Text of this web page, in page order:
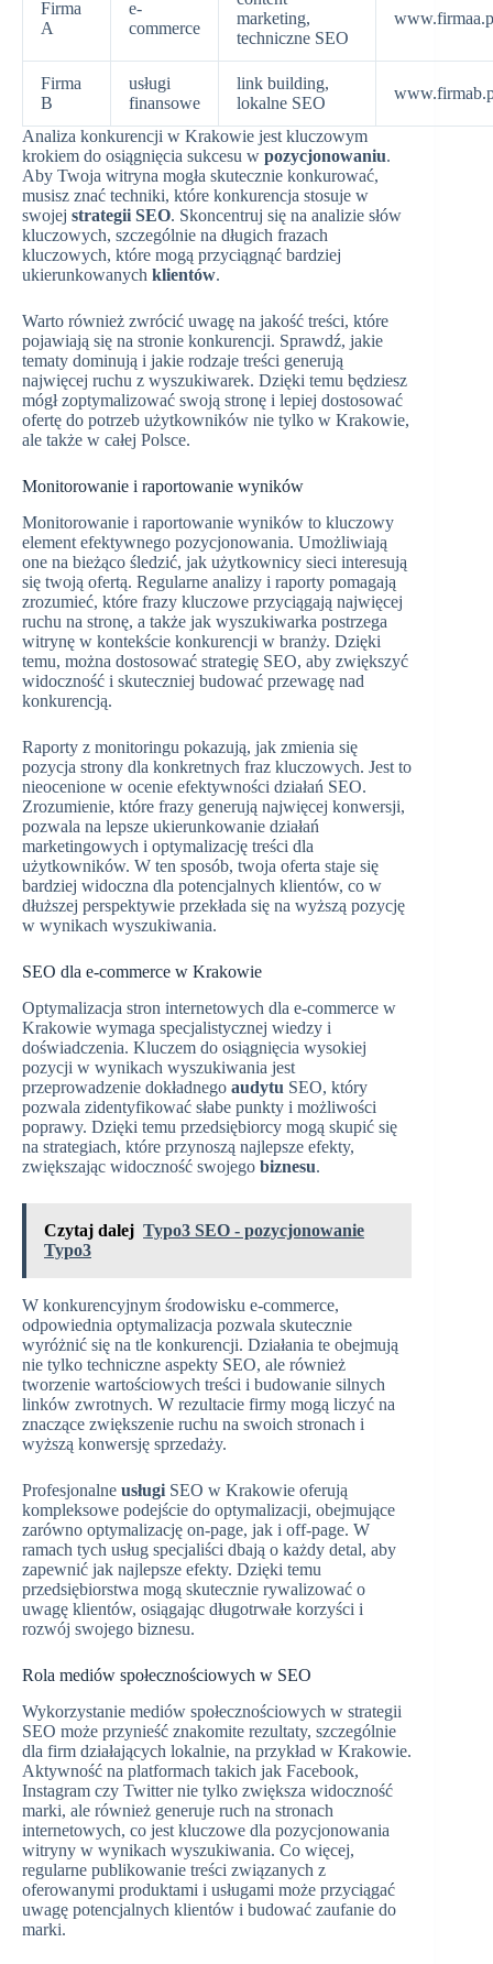
Firma
A
e-
commerce
marketing,
techniczne SEO
Firma
B
usługi
finansowe
link building,
lokalne SEO
Analiza konkurencji w Krakowie jest kluczowym
krokiem do osiągnięcia sukcesu w pozycjonowaniu.
Aby Twoja witryna mogła skutecznie konkurować,
musisz znać techniki, które konkurencja stosuje w
swojej strategii SEO. Skoncentruj się na analizie słów
kluczowych, szczególnie na długich frazach
kluczowych, które mogą przyciągnąć bardziej
ukierunkowanych klientów.
Warto również zwrócić uwagę na jakość treści, które
pojawiają się na stronie konkurencji. Sprawdź, jakie
tematy dominują i jakie rodzaje treści generują
najwięcej ruchu z wyszukiwarek. Dzięki temu będziesz
mógł zoptymalizować swoją stronę i lepiej dostosować
ofertę do potrzeb użytkowników nie tylko w Krakowie,
ale także w całej Polsce.
Monitorowanie i raportowanie wyników
Monitorowanie i raportowanie wyników to kluczowy
element efektywnego pozycjonowania. Umożliwiają
one na bieżąco śledzić, jak użytkownicy sieci interesują
się twoją ofertą. Regularne analizy i raporty pomagają
zrozumieć, które frazy kluczowe przyciągają najwięcej
ruchu na stronę, a także jak wyszukiwarka postrzega
witrynę w kontekście konkurencji w branży. Dzięki
temu, można dostosować strategię SEO, aby zwiększyć
widoczność i skuteczniej budować przewagę nad
konkurencją.
Raporty z monitoringu pokazują, jak zmienia się
pozycja strony dla konkretnych fraz kluczowych. Jest to
nieocenione w ocenie efektywności działań SEO.
Zrozumienie, które frazy generują najwięcej konwersji,
pozwala na lepsze ukierunkowanie działań
marketingowych i optymalizację treści dla
użytkowników. W ten sposób, twoja oferta staje się
bardziej widoczna dla potencjalnych klientów, co w
dłuższej perspektywie przekłada się na wyższą pozycję
w wynikach wyszukiwania.
SEO dla e-commerce w Krakowie
Optymalizacja stron internetowych dla e-commerce w
Krakowie wymaga specjalistycznej wiedzy i
doświadczenia. Kluczem do osiągnięcia wysokiej
pozycji w wynikach wyszukiwania jest
przeprowadzenie dokładnego audytu SEO, który
pozwala zidentyfikować słabe punkty i możliwości
poprawy. Dzięki temu przedsiębiorcy mogą skupić się
na strategiach, które przynoszą najlepsze efekty,
zwiększając widoczność swojego biznesu.
Czytaj dalej Typo3 SEO - pozycjonowanie
Typo3
W konkurencyjnym środowisku e-commerce,
odpowiednia optymalizacja pozwala skutecznie
wyróżnić się na tle konkurencji. Działania te obejmują
nie tylko techniczne aspekty SEO, ale również
tworzenie wartościowych treści i budowanie silnych
linków zwrotnych. W rezultacie firmy mogą liczyć na
znaczące zwiększenie ruchu na swoich stronach i
wyższą konwersję sprzedaży.
Profesjonalne usługi SEO w Krakowie oferują
kompleksowe podejście do optymalizacji, obejmujące
zarówno optymalizację on-page, jak i off-page. W
ramach tych usług specjaliści dbają o każdy detal, aby
zapewnić jak najlepsze efekty. Dzięki temu
przedsiębiorstwa mogą skutecznie rywalizować o
uwagę klientów, osiągając długotrwałe korzyści i
rozwój swojego biznesu.
Rola mediów społecznościowych w SEO
Wykorzystanie mediów społecznościowych w strategii
SEO może przynieść znakomite rezultaty, szczególnie
dla firm działających lokalnie, na przykład w Krakowie.
Aktywność na platformach takich jak Facebook,
Instagram czy Twitter nie tylko zwiększa widoczność
marki, ale również generuje ruch na stronach
internetowych, co jest kluczowe dla pozycjonowania
witryny w wynikach wyszukiwania. Co więcej,
regularne publikowanie treści związanych z
oferowanymi produktami i usługami może przyciągać
uwagę potencjalnych klientów i budować zaufanie do
marki.